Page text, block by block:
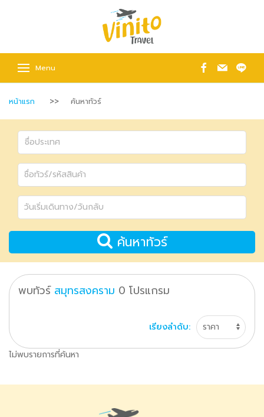
Menu
หน้าแรก ค้นหาทัวร์
ค้นหาทัวร์
พบทัวร์ สมุทรสงคราม 0 โปรแกรม
เรียงลำดับ:
ไม่พบรายการที่ค้นหา